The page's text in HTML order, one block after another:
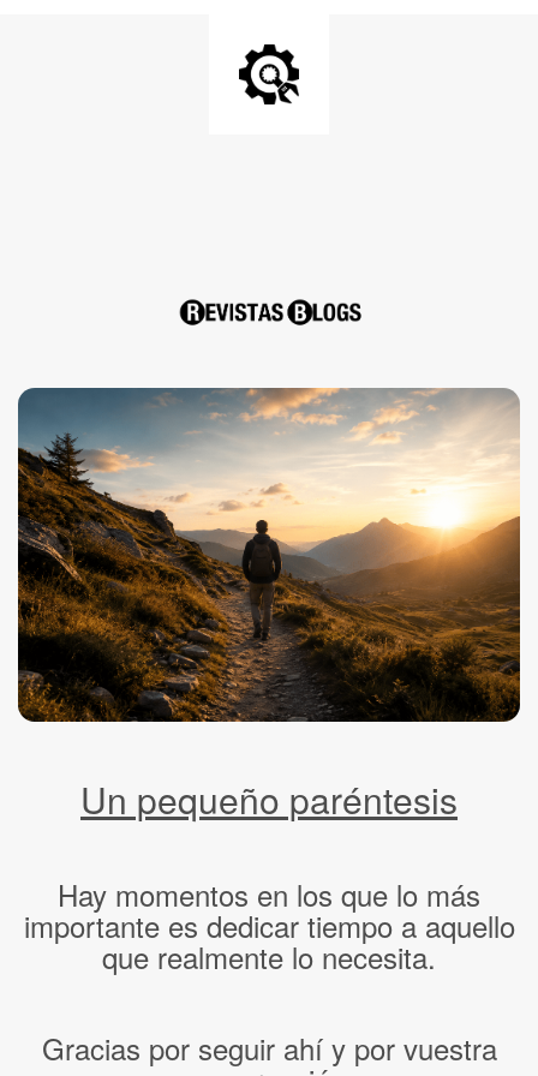
Un pequeño paréntesis
Hay momentos en los que lo más
importante es dedicar tiempo a aquello
que realmente lo necesita.
Gracias por seguir ahí y por vuestra